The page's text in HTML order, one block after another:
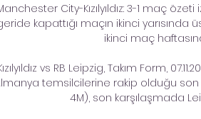
City-Kızılyıldız: 3-1 maç özeti
kapattığı maçın ikinci
ikinci maç
vs RB Leipzig, Takım Form,
temsilcilerine rakip olduğu son
4M), son karşılaşmada